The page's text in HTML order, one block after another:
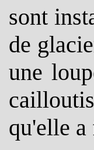
sont
de
une
qu'elle